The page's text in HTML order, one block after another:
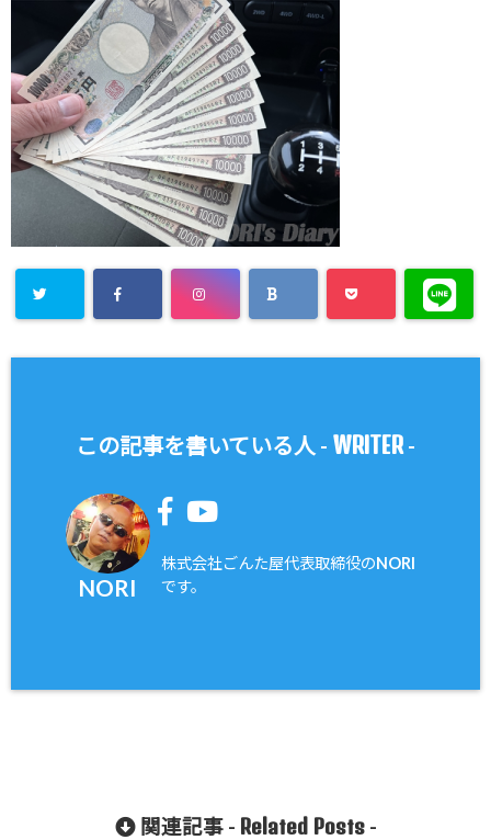
この記事を書いている人 - WRITER-
NORI
株式会社ごんた屋代表取締役のNORI
です。
関連記事 - Related Posts-